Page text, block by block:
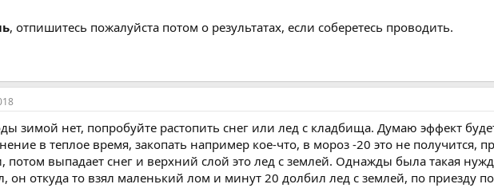
, отпишитесь пожалуйста потом о результатах, если соберетесь проводить.
зимой нет, попробуйте растопить снег или лед с кладбища. Думаю эффект
в теплое время, закопать например кое-что, в мороз -20 это не
потом выпадает снег и верхний слой это лед с землей. Однажды была такая
он откуда то взял маленький лом и минут 20 долбил лед с землей, по приезду